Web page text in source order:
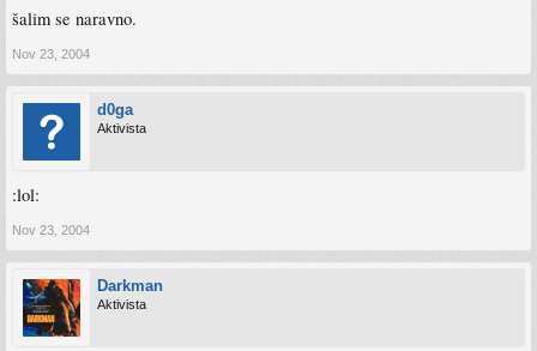
šalim se naravno.
Nov 23, 2004
d0ga
Aktivista
:lol:
Nov 23, 2004
Darkman
Aktivista